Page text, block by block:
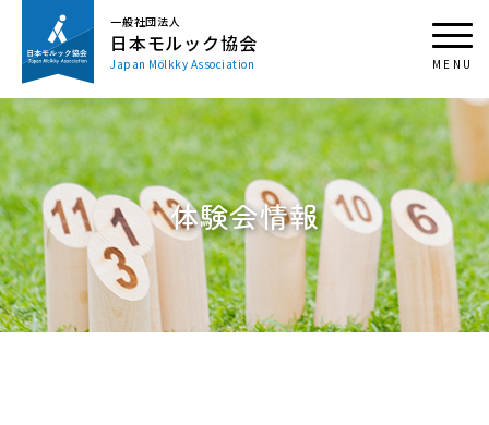
一般社団法人
日本モルック協会
Japan Mölkky Association
体験会情報